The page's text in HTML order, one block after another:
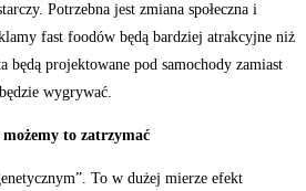
Potrzebna jest zmiana społeczna i
fast foodów będą bardziej atrakcyjne niż
będą projektowane pod samochody zamiast
wygrywać.
to zatrzymać
To w dużej mierze efekt